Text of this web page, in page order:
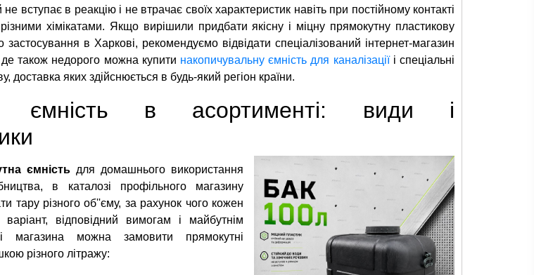
вступає в реакцію і не втрачає своїх характеристик навіть при постійному контакті
хімікатами. Якщо вирішили придбати якісну і міцну прямокутну пластикову
застосування в Харкові, рекомендуємо відвідати спеціалізований інтернет-магазин
також недорого можна купити накопичувальну ємність для каналізаціїі спеціальні
доставка яких здійснюється в будь-який регіон країни.
ємність в асортименті: види і
ємністьдля домашнього використання
в каталозі профільного магазину
тару різного об''єму, за рахунок чого кожен
відповідний вимогам і майбутнім
магазина можна замовити прямокутні
різного літражу: